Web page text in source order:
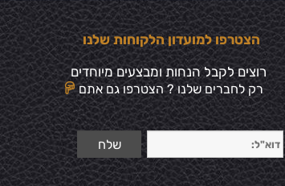
למועדון הלקוחות שלנו
לקבל הנחות ומבצעים מיוחדים
לחברים שלנו ? הצטרפו גם אתם